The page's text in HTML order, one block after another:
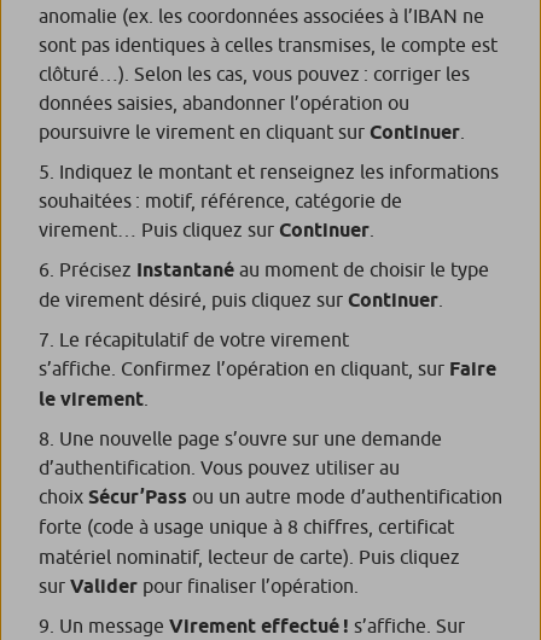
anomalie (ex. les coordonnées associées à l’IBAN ne
sont pas identiques à celles transmises, le compte est
clôturé…). Selon les cas, vous pouvez : corriger les
données saisies, abandonner l’opération ou
poursuivre le virement en cliquant sur Continuer
Indiquez le montant et renseignez les informations
souhaitées : motif, référence, catégorie de
virement… Puis cliquez sur Continuer
Précisez Instantané au moment de choisir le type
de virement désiré, puis cliquez sur Continuer
Le récapitulatif de votre virement
s’affiche. Confirmez l’opération en cliquant, sur Faire
le virement
Une nouvelle page s’ouvre sur une demande
d’authentification. Vous pouvez utiliser au
choix Sécur’Pass ou un autre mode d’authentification
forte (code à usage unique à 8 chiffres, certificat
matériel nominatif, lecteur de carte). Puis cliquez
sur Valider pour finaliser l’opération.
Un message Virement effectué ! s’affiche. Sur